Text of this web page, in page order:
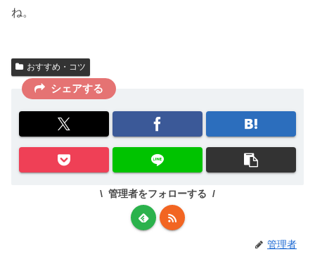
ね。
おすすめ・コツ
シェアする
管理者をフォローする
管理者